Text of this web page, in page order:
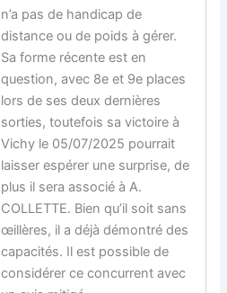
n’a pas de handicap de
distance ou de poids à gérer.
Sa forme récente est en
question, avec 8e et 9e places
lors de ses deux dernières
sorties, toutefois sa victoire à
Vichy le 05/07/2025 pourrait
laisser espérer une surprise, de
plus il sera associé à A.
COLLETTE. Bien qu’il soit sans
œillères, il a déjà démontré des
capacités. Il est possible de
considérer ceconcurrent avec